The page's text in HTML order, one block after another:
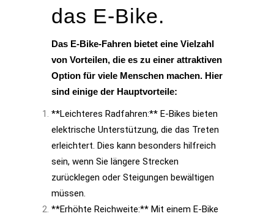
das E-Bike.
Das E-Bike-Fahren bietet eine Vielzahl
von Vorteilen, die es zu einer attraktiven
Option für viele Menschen machen. Hier
sind einige der Hauptvorteile:
**Leichteres Radfahren:** E-Bikes bieten
elektrische Unterstützung, die das Treten
erleichtert. Dies kann besonders hilfreich
sein, wenn Sie längere Strecken
zurücklegen oder Steigungen bewältigen
müssen.
**Erhöhte Reichweite:** Mit einem E-Bike